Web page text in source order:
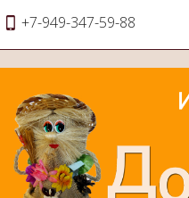
+7-949-347-59-88